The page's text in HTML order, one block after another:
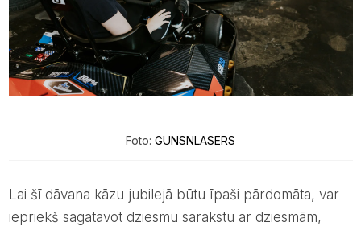
Foto: GUNSNLASERS
Lai šī dāvana kāzu jubilejā būtu īpaši pārdomāta, var
iepriekš sagatavot dziesmu sarakstu ar dziesmām,